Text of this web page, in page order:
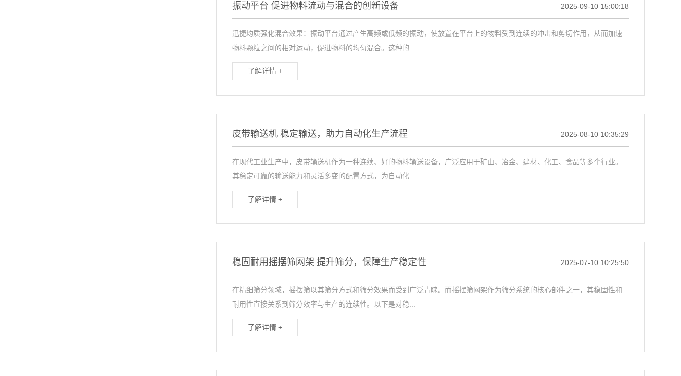
振动平台 促进物料流动与混合的创新设备 2025-09-10 15:00:18
迅捷均质强化混合效果：振动平台通过产生高频或低频的振动，使放置在平台上的物料受到连续的冲击和剪切作用，从而加速
物料颗粒之间的相对运动，促进物料的均匀混合。这种的...
了解详情 +
皮带输送机 稳定输送，助力自动化生产流程 2025-08-10 10:35:29
在现代工业生产中，皮带输送机作为一种连续、好的物料输送设备，广泛应用于矿山、冶金、建材、化工、食品等多个行业。
其稳定可靠的输送能力和灵活多变的配置方式，为自动化...
了解详情 +
稳固耐用摇摆筛网架 提升筛分，保障生产稳定性 2025-07-10 10:25:50
在精细筛分领域，摇摆筛以其筛分方式和筛分效果而受到广泛青睐。而摇摆筛网架作为筛分系统的核心部件之一，其稳固性和
耐用性直接关系到筛分效率与生产的连续性。以下是对稳...
了解详情 +